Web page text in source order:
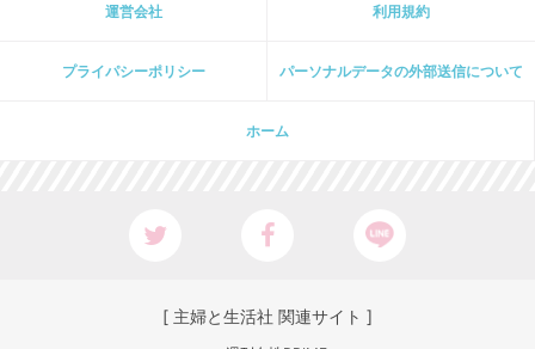
運営会社 利用規約
プライパシーポリシー パーソナルデータの外部送信について
ホーム
[ 主婦と生活社 関連サイト ]